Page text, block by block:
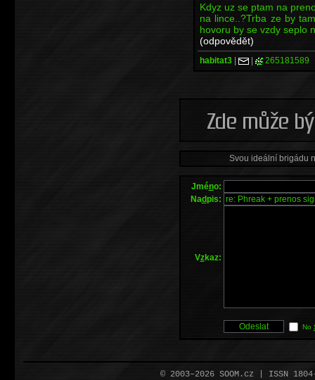
Kdyz uz se ptam na
na lince..?Trba ze by
hovoru by se vzdy seplo
(odpovědět)
habitat3 | | 265181589
Svou ideální brigádu
Jméno:
Nadpis:
Vzkaz:
No
© 2003–2026 SOOM.cz | ISSN